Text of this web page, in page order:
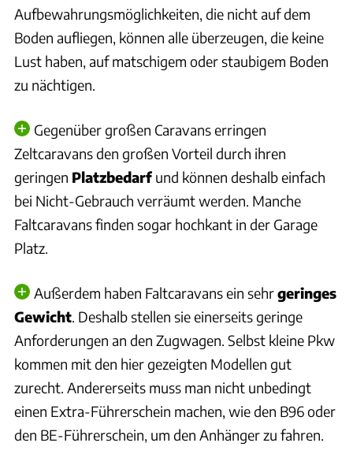
Aufbewahrungsmöglichkeiten, die nicht auf dem
Boden aufliegen, können alle überzeugen, die keine
Lust haben, auf matschigem oder staubigem Boden
zu nächtigen.
Gegenüber großen Caravans erringen
Zeltcaravans den großen Vorteil durch ihren
geringen Platzbedarf und können deshalb einfach
bei Nicht-Gebrauch verräumt werden. Manche
Faltcaravans finden sogar hochkant in der Garage
Platz.
Außerdem haben Faltcaravans ein sehrgeringes
Gewicht. Deshalb stellen sie einerseits geringe
Anforderungen an den Zugwagen. Selbst kleine Pkw
kommen mit den hier gezeigten Modellen gut
zurecht. Andererseits muss man nicht unbedingt
einen Extra-Führerschein machen, wie den B96 oder
den BE-Führerschein, um den Anhänger zu fahren.